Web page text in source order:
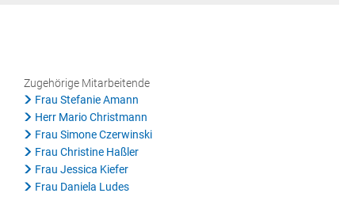
Zugehörige Mitarbeitende
Frau Stefanie Amann
Herr Mario Christmann
Frau Simone Czerwinski
Frau Christine Haßler
Frau Jessica Kiefer
Frau Daniela Ludes